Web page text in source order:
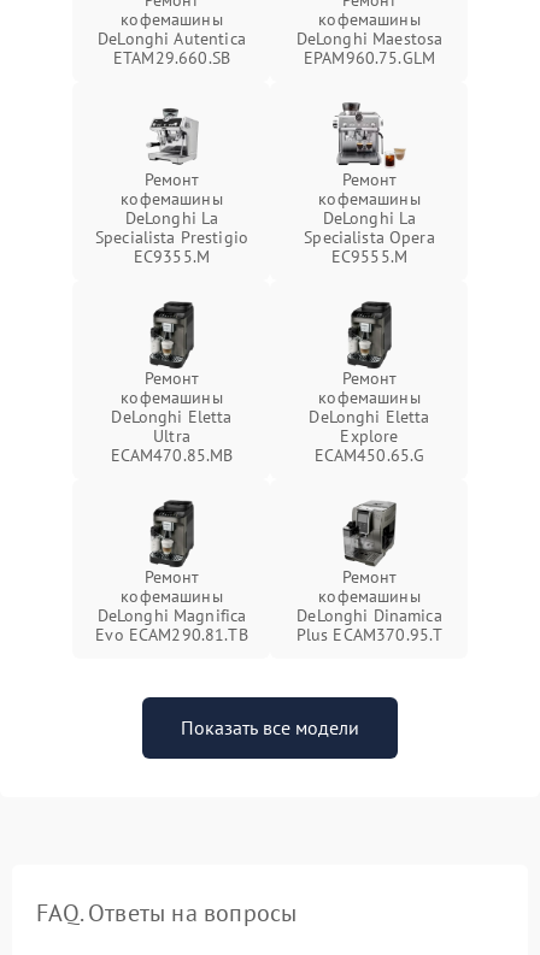
кофемашины
DeLonghi Autentica
ETAM29.660.SB
кофемашины
DeLonghi Maestosa
EPAM960.75.GLM
Ремонт
кофемашины
DeLonghi La
Specialista Prestigio
EC9355.M
Ремонт
кофемашины
DeLonghi La
Specialista Opera
EC9555.M
Ремонт
кофемашины
DeLonghi Eletta
Ultra
ECAM470.85.MB
Ремонт
кофемашины
DeLonghi Eletta
Explore
ECAM450.65.G
Ремонт
кофемашины
DeLonghi Magnifica
Evo ECAM290.81.TB
Ремонт
кофемашины
DeLonghi Dinamica
Plus ECAM370.95.T
Показать все модели
FAQ. Ответы на вопросы